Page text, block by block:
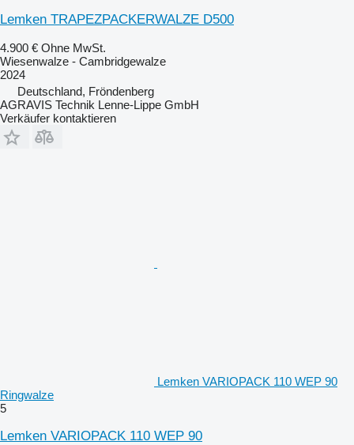
Lemken TRAPEZPACKERWALZE D500
4.900 € Ohne MwSt.
Wiesenwalze - Cambridgewalze
2024
Deutschland, Fröndenberg
AGRAVIS Technik Lenne-Lippe GmbH
Verkäufer kontaktieren
Lemken VARIOPACK 110 WEP 90
Ringwalze
5
Lemken VARIOPACK 110 WEP 90